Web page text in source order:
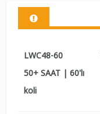
LWC48-60
50+ SAAT | 60'lı
koli